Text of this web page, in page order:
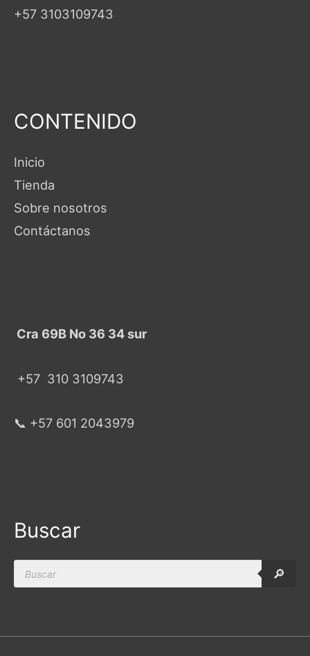
+57 3103109743
CONTENIDO
Inicio
Tienda
Sobre nosotros
Contáctanos
Cra 69B No 36 34 sur
+57 310 3109743
📞 +57 601 2043979
Buscar
Products
search
🔎